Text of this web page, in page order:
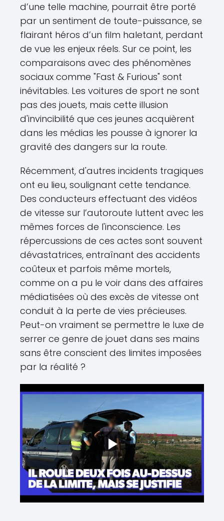
d’une telle machine, pourrait être porté
par un sentiment de toute-puissance, se
flairant héros d’un film haletant, perdant
de vue les enjeux réels. Sur ce point, les
comparaisons avec des phénomènes
sociaux comme "Fast & Furious" sont
inévitables. Les voitures de sport ne sont
pas des jouets, mais cette illusion
d'invincibilité que ces jeunes acquièrent
dans les médias les pousse à ignorer la
gravité des dangers sur la route.
Récemment, d'autres incidents tragiques
ont eu lieu, soulignant cette tendance.
Des conducteurs effectuant des vidéos
de vitesse sur l’autoroute luttent avec les
mêmes forces de l'inconscience. Les
répercussions de ces actes sont souvent
dévastatrices, entraînant des accidents
coûteux et parfois même mortels,
comme on a pu le voir dans des affaires
médiatisées où des excès de vitesse ont
conduit à la perte de vies précieuses.
Peut-on vraiment se permettre le luxe de
serrer ce genre de jouet dans ses mains
sans être conscient des limites imposées
par la réalité ?